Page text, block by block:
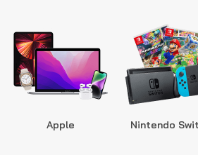
Apple Nintendo